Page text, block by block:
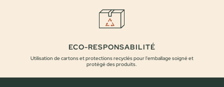
ECO-RESPONSABILITÉ
Utilisation de cartons et protections recyclés pour l'emballage soigné et
protégé des produits.